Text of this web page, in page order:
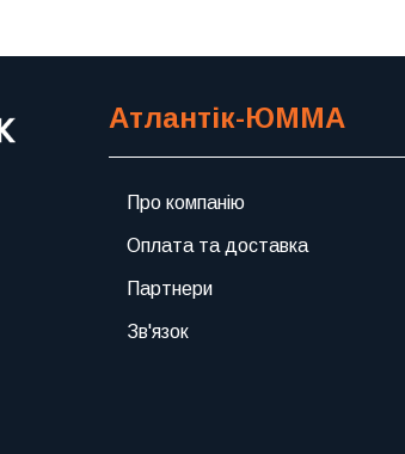
Атлантік-ЮММА
Про компанію
Оплата та доставка
Партнери
Зв'язок